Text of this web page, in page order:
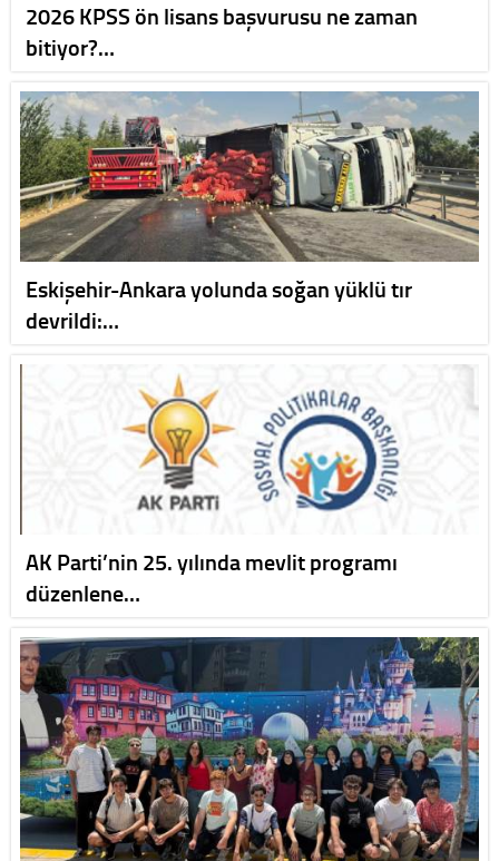
2026 KPSS ön lisans başvurusu ne zaman
bitiyor?…
Eskişehir-Ankara yolunda soğan yüklü tır
devrildi:…
AK Parti’nin 25. yılında mevlit programı
düzenlene…